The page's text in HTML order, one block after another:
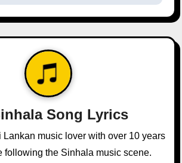
Song Lyrics
Lankan music lover with over 10 years
following the Sinhala music scene.